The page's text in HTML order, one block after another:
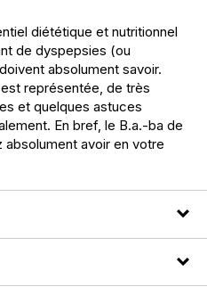
diététique et nutritionnel
de dyspepsies (ou
absolument savoir.
représentée, de très
et quelques astuces
En bref, le B.a.-ba de
avoir en votre